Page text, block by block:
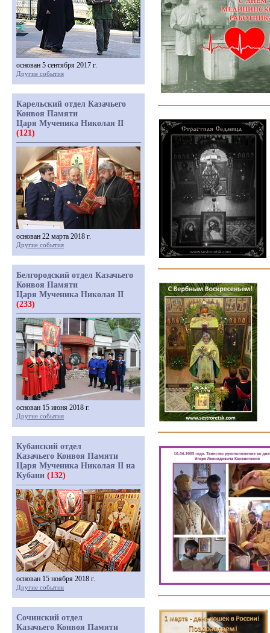
основан 5 сентября 2017 г.
Другие события
Карельский отдел Казачьего
Конвоя Памяти
Царя Мученика Николая II
(121)
основан 22 марта 2018 г.
Другие события
Белгородский отдел Казачьего
Конвоя Памяти
Царя Мученика Николая II
(233)
основан 15 июня 2018 г.
Другие события
Кубанский отдел
Казачьего Конвоя Памяти
Царя Мученика Николая II на
Кубани (132)
основан 15 ноября 2018 г.
Другие события
Сочинский отдел
Казачьего Конвоя Памяти